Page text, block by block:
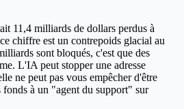
11,4 milliards de dollars perdus à
chiffre est un contrepoids glacial au
sont bloqués, c'est que des
L'IA peut stopper une adresse
ne peut pas vous empêcher d'être
à un "agent du support" sur